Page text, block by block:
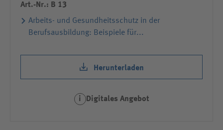
Art.-Nr.: B 13
Arbeits- und Gesundheitsschutz in der
Berufsausbildung: Beispiele für...
Herunterladen
i Digitales Angebot